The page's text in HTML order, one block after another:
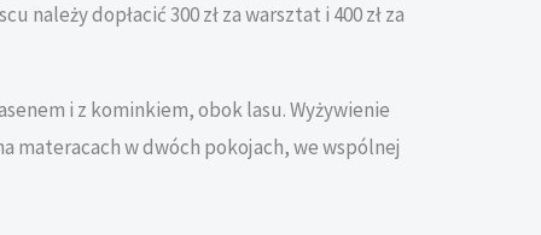
należy dopłacić 300 zł za warsztat i 400 zł za
i z kominkiem, obok lasu. Wyżywienie
materacach w dwóch pokojach, we wspólnej